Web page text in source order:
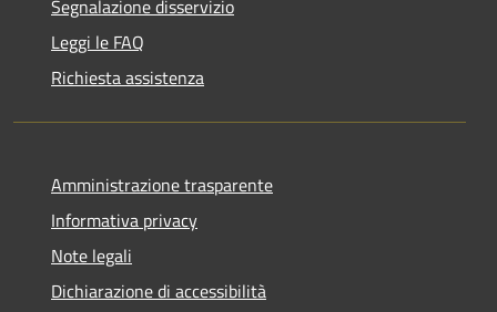
Segnalazione disservizio
Leggi le FAQ
Richiesta assistenza
Amministrazione trasparente
Informativa privacy
Note legali
Dichiarazione di accessibilità